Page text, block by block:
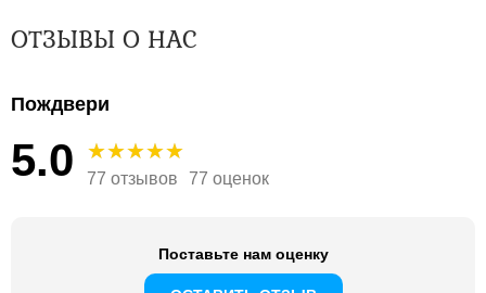
ОТЗЫВЫ О НАС
Пождвери
5.0 77 отзывов 77 оценок
Поставьте нам оценку